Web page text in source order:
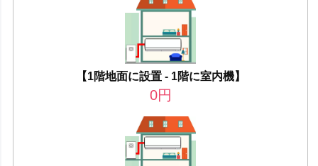
【1階地面に設置 - 1階に室内機】
0円